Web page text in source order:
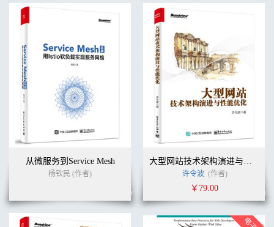
从微服务到Service Mesh
杨钦民 (作者)
大型网站技术架构演进与性能优化
许令波 (作者)
￥79.00